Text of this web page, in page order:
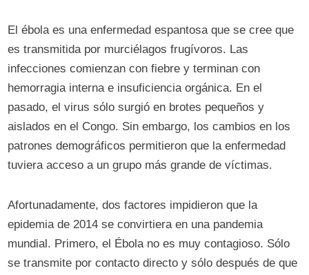
El ébola es una enfermedad espantosa que se cree que
es transmitida por murciélagos frugívoros. Las
infecciones comienzan con fiebre y terminan con
hemorragia interna e insuficiencia orgánica. En el
pasado, el virus sólo surgió en brotes pequeños y
aislados en el Congo. Sin embargo, los cambios en los
patrones demográficos permitieron que la enfermedad
tuviera acceso a un grupo más grande de víctimas.
Afortunadamente, dos factores impidieron que la
epidemia de 2014 se convirtiera en una pandemia
mundial. Primero, el Ébola no es muy contagioso. Sólo
se transmite por contacto directo y sólo después de que